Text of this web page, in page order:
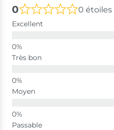
0 0 étoiles
Excellent
Très bon
Moyen
Passable